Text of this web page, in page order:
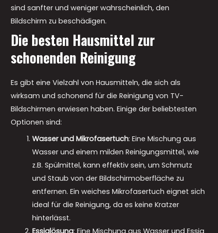
sind sanfter und weniger wahrscheinlich, den
Bildschirm zu beschädigen.
Die besten Hausmittel zur
schonenden Reinigung
Es gibt eine Vielzahl von Hausmitteln, die sich als
wirksam und schonend für die Reinigung von TV-
Bildschirmen erwiesen haben. Einige der beliebtesten
Optionen sind:
Wasser und Mikrofasertuch: Eine Mischung aus
Wasser und einem milden Reinigungsmittel, wie
z.B. Spülmittel, kann effektiv sein, um Schmutz
und Staub von der Bildschirmoberfläche zu
entfernen. Ein weiches Mikrofasertuch eignet sich
ideal für die Reinigung, da es keine Kratzer
hinterlässt.